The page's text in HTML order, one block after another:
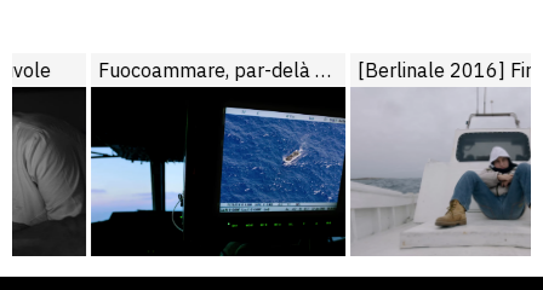
Fuocoammare, par-delà Lampedusa [Berlinale 2016] Fire at Sea